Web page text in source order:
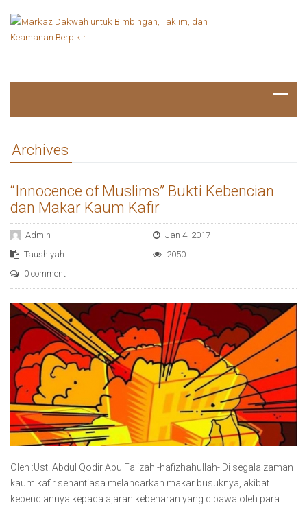
Archives
“Innocence of Muslims” Bukti Kebencian
dan Makar Kaum Kafir
Admin
Jan 4, 2017
Taushiyah
2050
0 comment
Oleh :Ust. Abdul Qodir Abu Fa’izah -hafizhahullah- Di segala zaman
kaum kafir senantiasa melancarkan makar busuknya, akibat
kebenciannya kepada ajaran kebenaran yang dibawa oleh para